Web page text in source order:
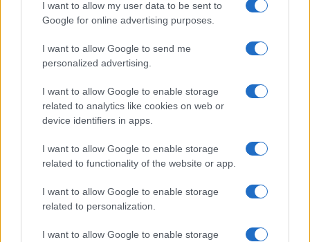
I want to allow my user data to be sent to
Google for online advertising purposes.
I want to allow Google to send me
personalized advertising.
I want to allow Google to enable storage
related to analytics like cookies on web or
device identifiers in apps.
I want to allow Google to enable storage
related to functionality of the website or app.
I want to allow Google to enable storage
related to personalization.
I want to allow Google to enable storage
MERCATO E TRASFERIMENTI
Calciomercato: l’Atalanta in pole per Sebastiano Esposito, il